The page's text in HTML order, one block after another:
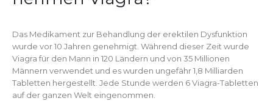
Das Medikament zur Behandlung der erektilen Dysfunktion
wurde vor 10 Jahren genehmigt. Während dieser Zeit wurde
Viagra für den Mann in 120 Ländern und von 35 Millionen
Männern verwendet und es wurden ungefähr 1,8 Milliarden
Tabletten hergestellt. Jede Stunde werden 6 Viagra-Tabletten
auf der ganzen Welt eingenommen.